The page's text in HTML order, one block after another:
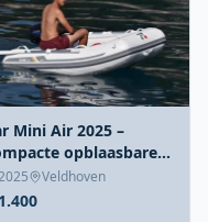
Mini Air 2025 –
opblaasbare
Veldhoven